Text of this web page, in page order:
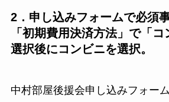
2．申し込みフォームで必須
「初期費用決済方法」で「
選択後にコンビニを選択。
中村部屋後援会申し込みフォー